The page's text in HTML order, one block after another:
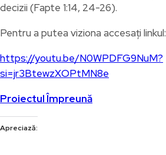
decizii (Fapte 1:14, 24-26).
Pentru a putea viziona accesați linkul:
https://youtu.be/N0WPDFG9NuM?
si=jr3BtewzXOPtMN8e
Proiectul Împreună
Apreciază: